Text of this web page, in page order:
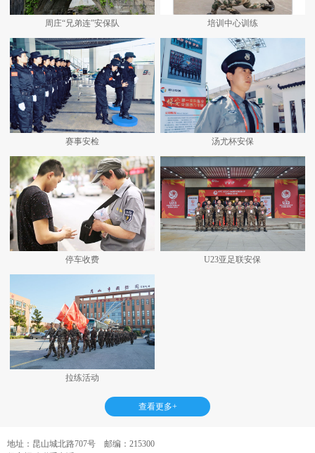
周庄“兄弟连”安保队 培训中心训练
赛事安检 汤尤杯安保
停车收费 U23亚足联安保
拉练活动
查看更多+
地址：昆山城北路707号 邮编：215300